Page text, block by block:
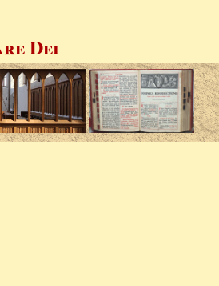
Dei